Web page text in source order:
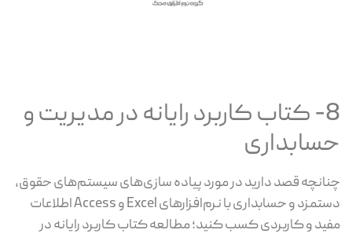
8- کتاب کاربرد رایانه در مدیریت و
حسابداری
چنانچه قصد دارید در مورد پیاده سازی‌های سیستم‌های حقوق،
دستمزد و حسابداری با نرم‌افزارهای Excel و Access اطلاعات
مفید و کاربردی کسب کنید؛ مطالعه کتاب کاربرد رایانه در